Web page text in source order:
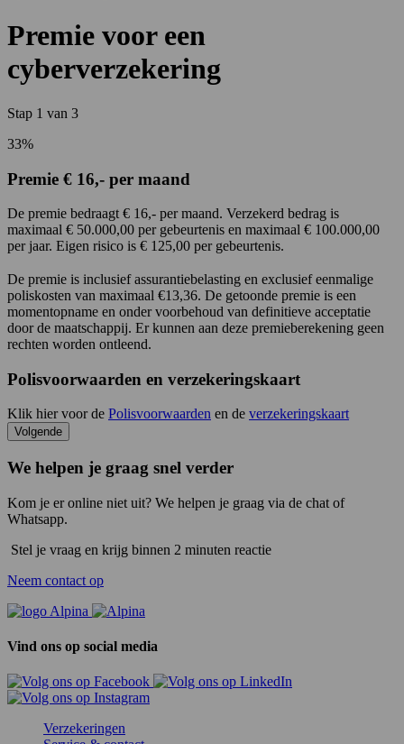
Premie voor een
cyberverzekering
Stap 1 van 3
33%
Premie € 16,- per maand
De premie bedraagt € 16,- per maand. Verzekerd bedrag is
maximaal € 50.000,00 per gebeurtenis en maximaal € 100.000,00
per jaar. Eigen risico is € 125,00 per gebeurtenis.
De premie is inclusief assurantiebelasting en exclusief eenmalige
poliskosten van maximaal €13,36. De getoonde premie is een
momentopname en onder voorbehoud van definitieve acceptatie
door de maatschappij. Er kunnen aan deze premieberekening geen
rechten worden ontleend.
Polisvoorwaarden en verzekeringskaart
Klik hier voor de Polisvoorwaarden en de verzekeringskaart
Volgende
We helpen je graag snel verder
Kom je er online niet uit? We helpen je graag via de chat of
Whatsapp.
Stel je vraag en krijg binnen 2 minuten reactie
Neem contact op
Vind ons op social media
Verzekeringen